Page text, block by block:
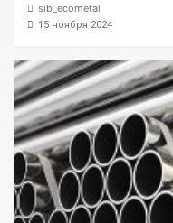
sib_ecometal
15 ноября 2024